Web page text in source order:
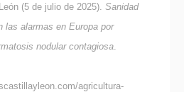
(5 de julio de 2025). Sanidad
las alarmas en Europa por
nodular contagiosa.
agricultura-